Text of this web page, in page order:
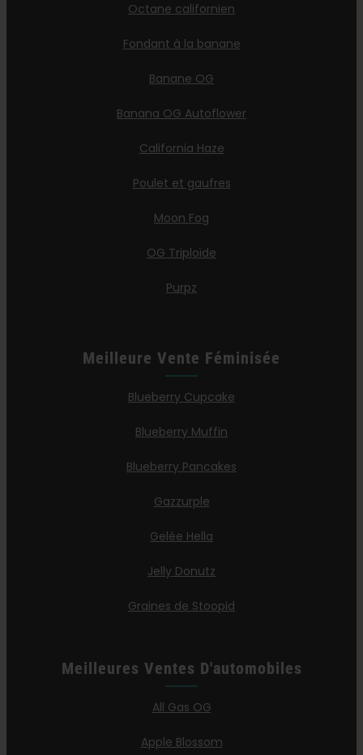
Octane californien
Fondant à la banane
Banane OG
Banana OG Autoflower
California Haze
Poulet et gaufres
Moon Fog
OG Triploïde
Purpz
Meilleure Vente Féminisée
Blueberry Cupcake
Blueberry Muffin
Blueberry Pancakes
Gazzurple
Gelée Hella
Jelly Donutz
Graines de Stoopid
Meilleures Ventes D'automobiles
All Gas OG
Apple Blossom